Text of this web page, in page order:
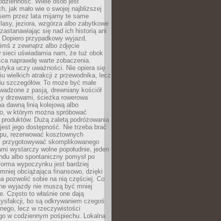
jak mało wie o swojej najbliższej
przez lata mijamy te same
jeziora, wzgórza albo zabytkowe
się nad ich historią ani
Dopiero przypadkowy wyjazd,
z zewnątrz albo zdjęcie
sieci uświadamia nam, że tuż obok
naprawdę warte zobaczenia.
uczy uważności. Nie opiera się
wielkich atrakcji z przewodnika, lecz
szczegółów. To może być małe
z pasją, drewniany kościół
drzewami, ścieżka rowerowa
dawną linią kolejową albo
w którym można spróbować
Dużą zaletą podróżowania
jego dostępność. Nie trzeba brać
rezerwować kosztownych
przygotowywać skomplikowanego
wystarczy wolne popołudnie, jeden
albo spontaniczny pomysł po
wypoczynku jest bardziej
obciążająca finansowo, dzięki
pozwolić sobie na nią częściej. Co
wyjazdy nie muszą być mniej
Często to właśnie one dają
bo są odkrywaniem czegoś
lecz w rzeczywistości
w codziennym pośpiechu. Lokalna